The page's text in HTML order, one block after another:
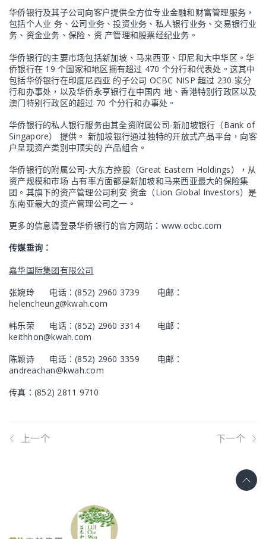
华侨银行及其子公司向客户提供全方位专业金融和财富管理服务，
包括个人业 务、公司业务、投资业务、私人银行业务、交易银行业
务、资金业务、保险、资 产管理和股票经纪业务。
华侨银行的主要市场包括新加坡、马来西亚、印尼和大中华区。华
侨银行在 19 个国家和地区拥有超过 470 个分行和代表处。这其中
包括华侨银行在印度尼西亚 的子公司 OCBC NISP 超过 230 家分
行和办事处，以及华侨永亨银行在中国内 地、香港特别行政区以及
澳门特别行政区的超过 70 个分行和办事处。
华侨银行的私人银行服务由其全资附属公司-新加坡银行（Bank of
Singapore） 提供。 新加坡银行通过独特的开放式产品平台，向客
户呈现资产类别中顶尖的 产品组合。
华侨银行的附属公司-大东方控股（Great Eastern Holdings），从
资产规模和市场 占有率方面都是新加坡和马来西亚最大的保险集
团。其旗下的资产管理公司利安 资金（Lion Global Investors）是
东南亚最大的资产管理公司之一。
更多的信息请登录华侨银行的官方网站：www.ocbc.com
传媒垂询：
嘉华国际集团有限公司
张婉玲 电话：(852) 2960 3739 电邮：
helencheung@kwah.com
韩乐荣 电话：(852) 2960 3314 电邮：
keithhon@kwah.com
陈颖诗 电话：(852) 2960 3359 电邮：
andreachan@kwah.com
传真：(852) 2811 9710
上一个 下一个